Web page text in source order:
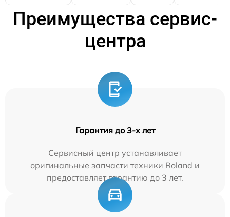
Преимущества сервис-
центра
Гарантия до 3-х лет
Сервисный центр устанавливает
оригинальные запчасти техники Roland и
предоставляет гарантию до 3 лет.